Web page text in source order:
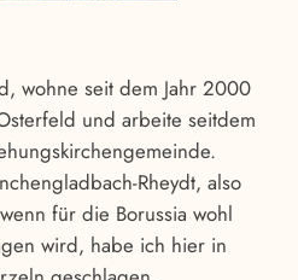
wohne seit dem Jahr 2000
und arbeite seitdem
Rheydt, also
für die Borussia wohl
wird, habe ich hier in